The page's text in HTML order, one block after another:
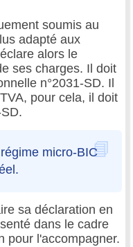
soumis au
adapté aux
alors le
ses charges. Il doit
n°2031-SD. Il
pour cela, il doit
micro-BIC
sa déclaration en
dans le cadre
pour l'accompagner.